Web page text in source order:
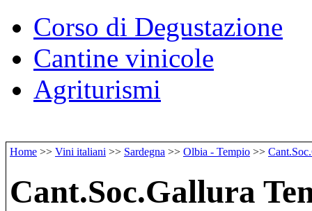
Corso di Degustazione
Cantine vinicole
Agriturismi
Home >> Vini italiani >> Sardegna >> Olbia - Tempio >>
Cant.Soc.Gallura